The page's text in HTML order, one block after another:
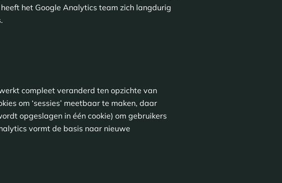
het Google Analytics team zich langdurig
compleet veranderd ten opzichte van
om ‘sessies’ meetbaar te maken, daar
opgeslagen in één cookie) om gebruikers
vormt de basis naar nieuwe